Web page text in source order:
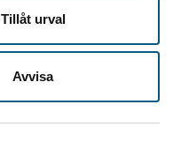
Tillåt urval
Avvisa